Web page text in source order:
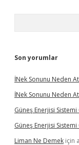
Son yorumlar
İNek Sonunu Neden
İNek Sonunu Neden
Güneş Enerjisi
Güneş Enerjisi
Liman Ne Demek için